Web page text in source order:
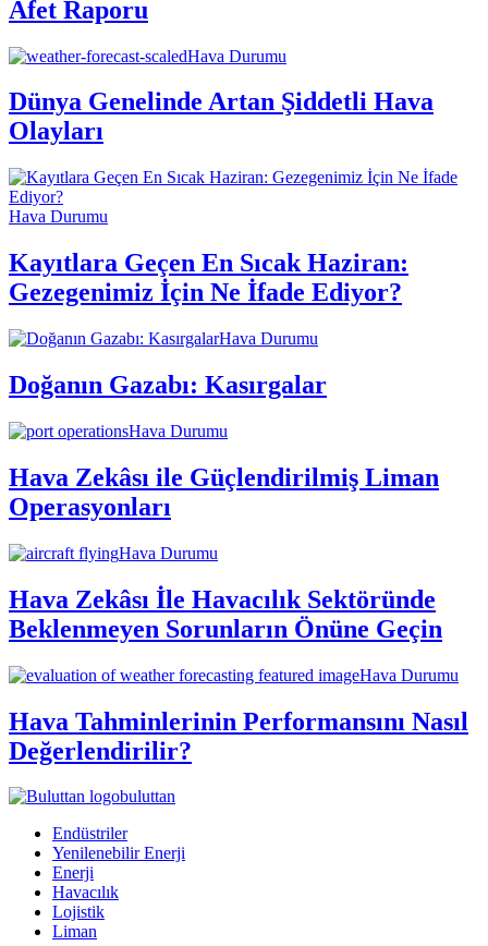
Afet Raporu
Hava Durumu
Dünya Genelinde Artan Şiddetli Hava
Olayları
Hava Durumu
Kayıtlara Geçen En Sıcak Haziran:
Gezegenimiz İçin Ne İfade Ediyor?
Hava Durumu
Doğanın Gazabı: Kasırgalar
Hava Durumu
Hava Zekâsı ile Güçlendirilmiş Liman
Operasyonları
Hava Durumu
Hava Zekâsı İle Havacılık Sektöründe
Beklenmeyen Sorunların Önüne Geçin
Hava Durumu
Hava Tahminlerinin Performansını Nasıl
Değerlendirilir?
buluttan
Endüstriler
Yenilenebilir Enerji
Enerji
Havacılık
Lojistik
Liman